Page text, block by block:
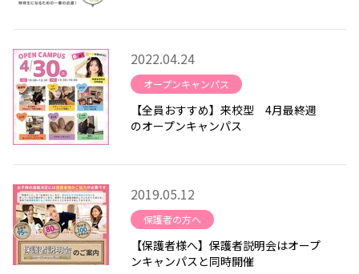
2022.04.24
オープンキャンパス
【全員おすすめ】来校型 4月最終週
のオープンキャンパス
2019.05.12
保護者の方へ
【保護者様へ】保護者説明会はオープ
ンキャンパスと同時開催